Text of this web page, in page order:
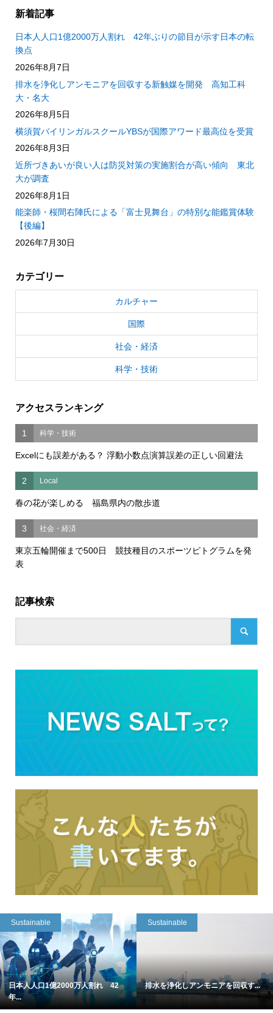
新着記事
日本人人口1億2000万人割れ 42年ぶりの節目が示す日本の転
換点
2026年8月7日
排水を浄化しアンモニアを回収する新触媒を開発 高知工科
大・名大
2026年8月5日
横須賀バイリンガルスクールYBSが国際アワード最高位を受賞
2026年8月3日
近所づきあいが良い人は防災対策の実施割合が高い傾向 東北
大が調査
2026年8月1日
能楽師・桜間右陣氏による「富士見舞台」の特別な能鑑賞体験
【後編】
2026年7月30日
カテゴリー
カルチャー
国際
社会・経済
科学・技術
アクセスランキング
1 科学・技術
Excelにも誤差がある？ 浮動小数点演算誤差の正しい回避法
2 Local
春の花が楽しめる 福島県内の散歩道
3 社会・経済
東京五輪開催まで500日 競技種目のスポーツピトグラムを発
表
記事検索
Sustainable
日本人人口1億2000万人割れ 42
年...
Sustainable
排水を浄化しアンモニアを回収す...